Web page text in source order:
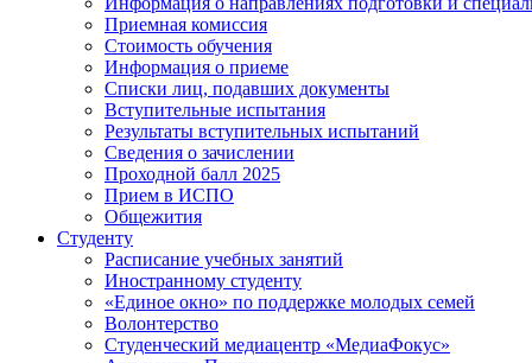
Приемная комиссия
Стоимость обучения
Информация о приеме
Списки лиц, подавших документы
Вступительные испытания
Результаты вступительных испытаний
Сведения о зачислении
Проходной балл 2025
Прием в ИСПО
Общежития
Студенту
Расписание учебных занятий
Иностранному студенту
«Единое окно» по поддержке молодых семей
Волонтерство
Студенческий медиацентр «МедиаФокус»